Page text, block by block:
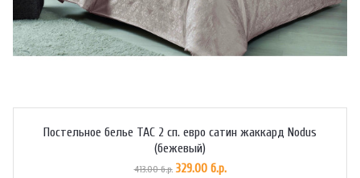
Постельное белье TAC 2 сп. евро сатин жаккард Nodus
(бежевый)
413.00 б.р. 329.00 б.р.